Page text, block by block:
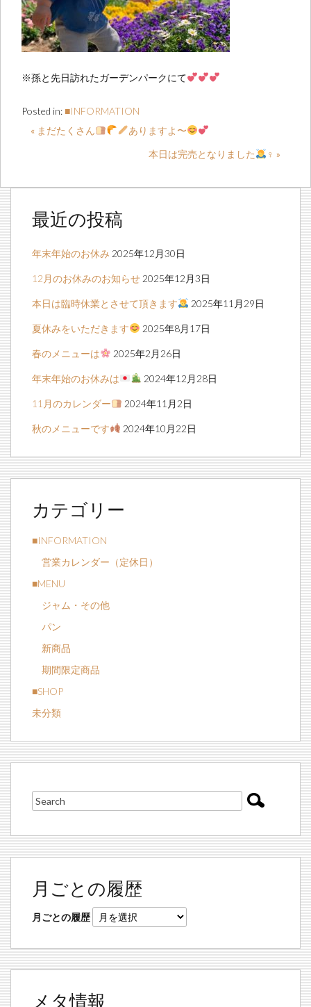
※孫と先日訪れたガーデンパークにて
Posted in:■INFORMATION
« まだたくさん
ありますよ〜
本日は完売となりました
‍♀️ »
最近の投稿
年末年始のお休み 2025年12月30日
12月のお休みのお知らせ 2025年12月3日
本日は臨時休業とさせて頂きます 2025年11月29日
夏休みをいただきます 2025年8月17日
春のメニューは 2025年2月26日
年末年始のお休みは 2024年12月28日
11月のカレンダー 2024年11月2日
秋のメニューです 2024年10月22日
カテゴリー
■INFORMATION
営業カレンダー（定休日）
■MENU
ジャム・その他
パン
新商品
期間限定商品
■SHOP
未分類
月ごとの履歴
月ごとの履歴
メタ情報